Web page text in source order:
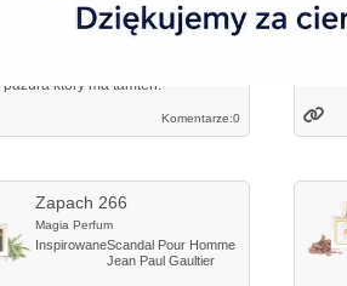
który ma tamten.
Komentarze:0
Zapach 266
Magia Perfum
InspirowaneScandal Pour Homme
Jean Paul Gaultier